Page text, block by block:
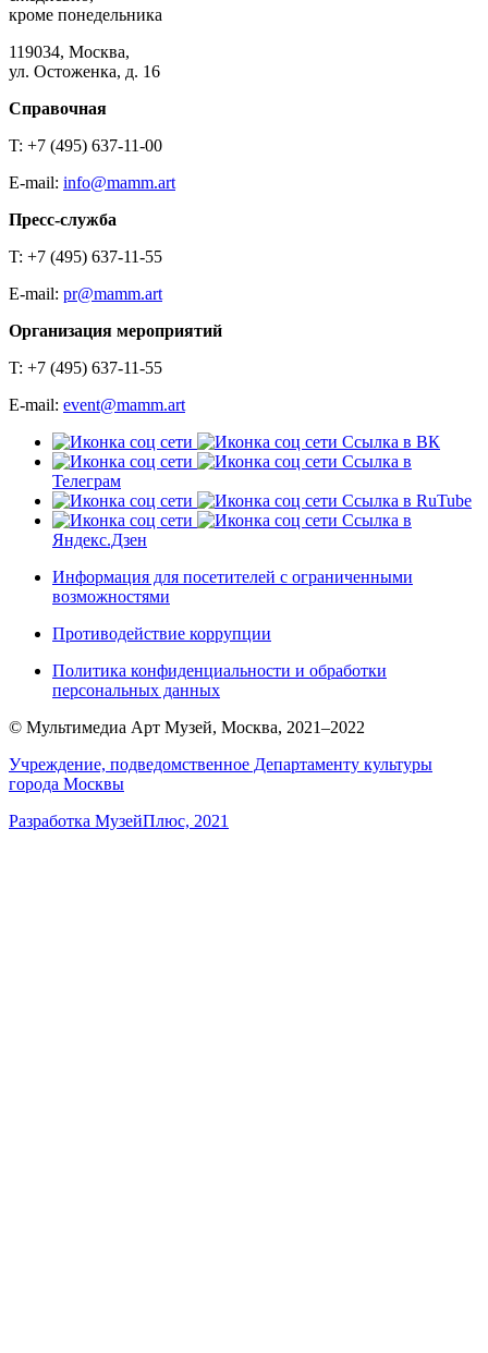
кроме понедельника
119034, Москва,
ул. Остоженка, д. 16
Справочная
T: +7 (495) 637-11-00
E-mail: info@mamm.art
Пресс-служба
T: +7 (495) 637-11-55
E-mail: pr@mamm.art
Организация мероприятий
T: +7 (495) 637-11-55
E-mail: event@mamm.art
Ссылка в ВК
Ссылка в
Телеграм
Ссылка в RuTube
Ссылка в
Яндекс.Дзен
Информация для посетителей с ограниченными
возможностями
Противодействие коррупции
Политика конфиденциальности и обработки
персональных данных
© Мультимедиа Арт Музей, Москва, 2021–2022
Учреждение, подведомственное Департаменту культуры
города Москвы
Разработка МузейПлюс, 2021